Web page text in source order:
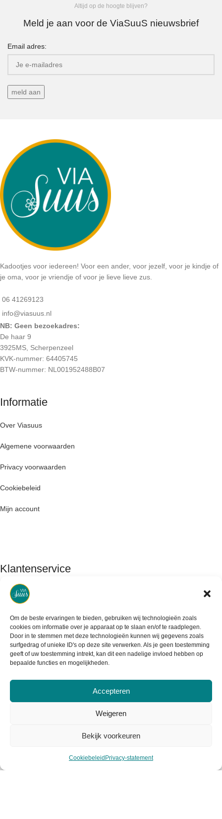
Om de beste ervaringen te bieden, gebruiken wij technologieën zoals
cookies om informatie over je apparaat op te slaan en/of te raadplegen.
Door in te stemmen met deze technologieën kunnen wij gegevens zoals
surfgedrag of unieke ID's op deze site verwerken. Als je geen toestemming
geeft of uw toestemming intrekt, kan dit een nadelige invloed hebben op
bepaalde functies en mogelijkheden.
Accepteren
Weigeren
Bekijk voorkeuren
Cookiebeleid Privacy-statement
Altijd op de hoogte blijven?
Meld je aan voor de ViaSuuS nieuwsbrief
Email adres:
Kadootjes voor iedereen! Voor een ander, voor jezelf, voor je kindje of
je oma, voor je vriendje of voor je lieve lieve zus.
06 41269123
info@viasuus.nl
NB: Geen bezoekadres:
De haar 9
3925MS, Scherpenzeel
KVK-nummer: 64405745
BTW-nummer: NL001952488B07
Informatie
Over Viasuus
Algemene voorwaarden
Privacy voorwaarden
Cookiebeleid
Mijn account
Klantenservice
Contact
Garantie & klachten
Levertijd & verzendkosten